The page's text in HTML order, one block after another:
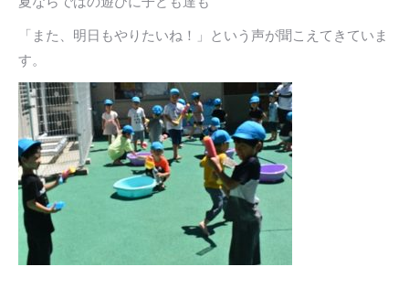
「また、明日もやりたいね！」という声が聞こえてきていま
す。